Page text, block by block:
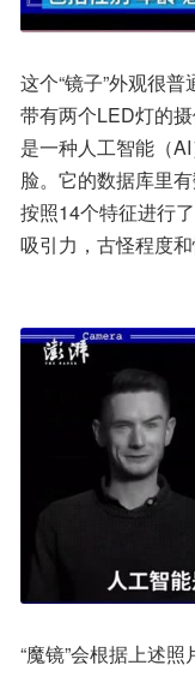
这个“镜子”外观很
带有两个LED灯的
是一种人工智能（
脸。它的数据库里
按照14个特征进行
吸引力，古怪程度和
“魔镜”会根据上述